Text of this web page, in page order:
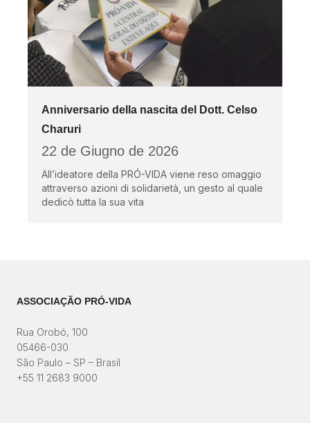
Anniversario della nascita del Dott. Celso
Charuri
22 de Giugno de 2026
All’ideatore della PRÓ-VIDA viene reso omaggio
attraverso azioni di solidarietà, un gesto al quale
dedicò tutta la sua vita
ASSOCIAÇÃO PRÓ-VIDA
Rua Orobó, 100
05466-030
São Paulo – SP – Brasil
+55 11 2683 9000